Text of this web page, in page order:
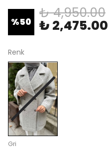
%50
₺ 4,950.00
₺ 2,475.00
Renk
Gri